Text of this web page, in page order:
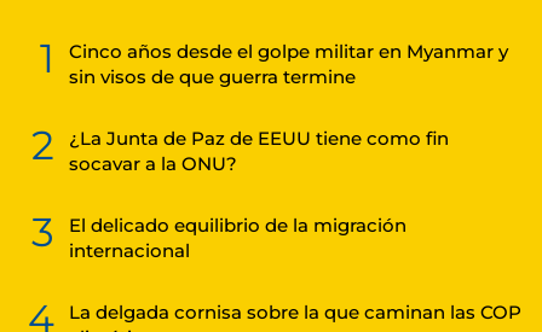
1
Cinco años desde el golpe militar en Myanmar y
sin visos de que guerra termine
2
¿La Junta de Paz de EEUU tiene como fin
socavar a la ONU?
3
El delicado equilibrio de la migración
internacional
4
La delgada cornisa sobre la que caminan las COP